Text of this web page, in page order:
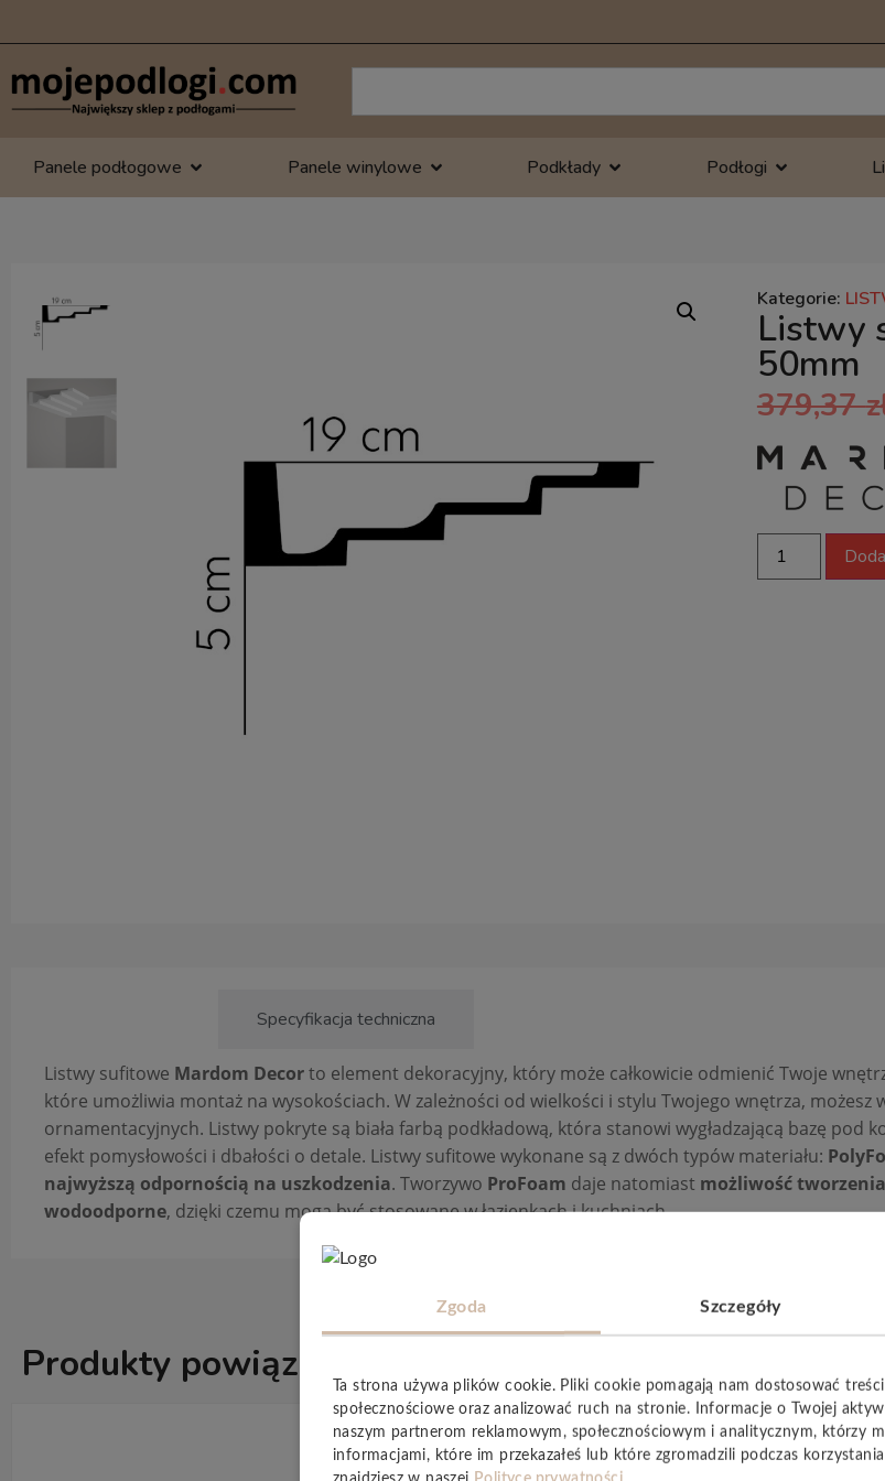
Panele podłogowe Panele winylowe Podkłady Podłogi
Kategorie:
Listwy
50mm
379,37
Specyfikacja techniczna
Listwy sufitowe Mardom Decorto element dekoracyjny, który może całkowicie odmienić Twoje
które umożliwia montaż na wysokościach. W zależności od wielkości i stylu Twojego wnętrza, możesz
ornamentacyjnych. Listwy pokryte są biała farbą podkładową, która stanowi wygładzającą bazę
efekt pomysłowości i dbałości o detale. Listwy sufitowe wykonane są z dwóch typów materiału:
najwyższą odpornością na uszkodzenia. Tworzywo ProFoam daje natomiast możliwość
wodoodporne, dzięki czemu mogą być stosowane w łazienkach i kuchniach.
Produkty powiązane
Zgoda Szczegóły
Ta strona używa plików cookie. Pliki cookie pomagają nam dostosować
społecznościowe oraz analizować ruch na stronie. Informacje o Twojej
naszym partnerom reklamowym, społecznościowym i analitycznym, którzy
informacjami, które im przekazałeś lub które zgromadzili podczas